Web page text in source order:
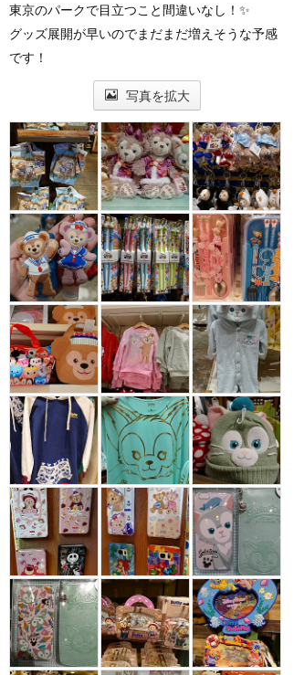
東京のパークで目立つこと間違いなし！✨
グッズ展開が早いのでまだまだ増えそうな予感
です！
写真を拡大